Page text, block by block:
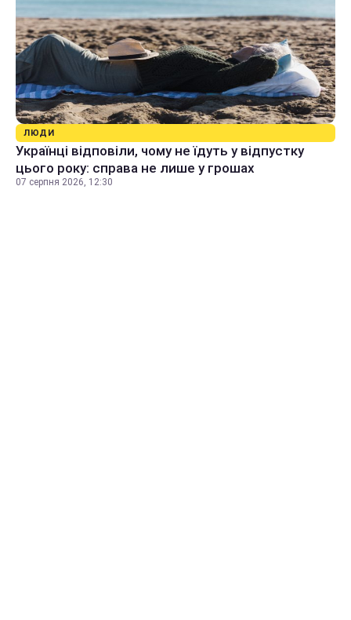
ЛЮДИ
Українці відповіли, чому не їдуть у відпустку
цього року: справа не лише у грошах
07 серпня 2026, 12:30